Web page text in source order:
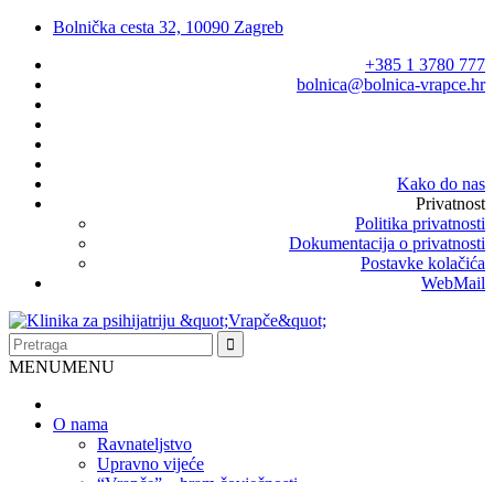
Bolnička cesta 32, 10090 Zagreb
+385 1 3780 777
bolnica@bolnica-vrapce.hr
Kako do nas
Privatnost
Politika privatnosti
Dokumentacija o privatnosti
Postavke kolačića
WebMail
MENUMENU
O nama
Ravnateljstvo
Upravno vijeće